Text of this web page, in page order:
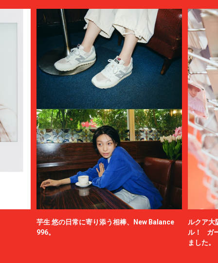
芋生 悠の日常に寄り添う相棒、New Balance
996。
ルクア大
ル！ ガ
ました。